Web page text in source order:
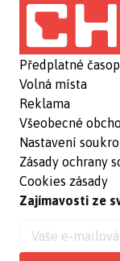
Předplatné
Volná místa
Reklama
Všeobecné
Nastavení
Zásady ochrany
Cookies zásady
Zajímavosti ze